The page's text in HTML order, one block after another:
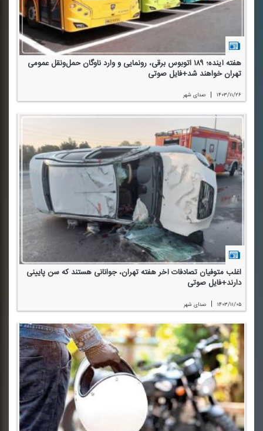
هفته آینده؛ ۱۸۹ اتوبوس برقی، رونمایی و وارد ناوگان حمل‌‌و‌نقل عمومی
تهران خواهند شد+فایل صوتی
۱۴۰۳/۱۱/۲۶ | صدای شهر
اغلب متوفیان تصادفات آخر هفته تهران، جوانانی هستند كه سن پایینی
دارند+فایل صوتی
۱۴۰۳/۱۱/۰۵ | صدای شهر